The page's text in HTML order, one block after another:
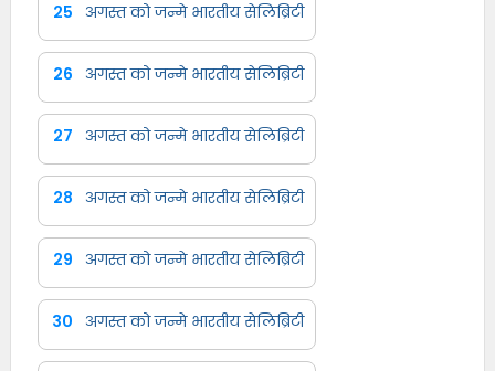
25 अगस्त को जन्मे भारतीय सेलिब्रिटी
26 अगस्त को जन्मे भारतीय सेलिब्रिटी
27 अगस्त को जन्मे भारतीय सेलिब्रिटी
28 अगस्त को जन्मे भारतीय सेलिब्रिटी
29 अगस्त को जन्मे भारतीय सेलिब्रिटी
30 अगस्त को जन्मे भारतीय सेलिब्रिटी